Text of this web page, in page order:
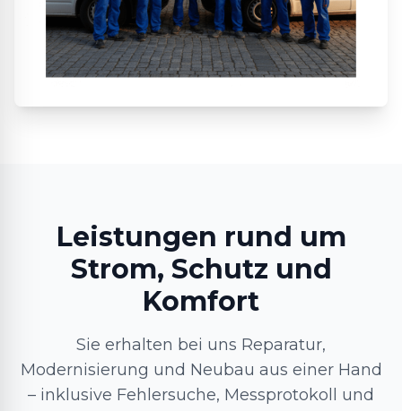
Leistungen rund um
Strom, Schutz und
Komfort
Sie erhalten bei uns Reparatur,
Modernisierung und Neubau aus einer Hand
– inklusive Fehlersuche, Messprotokoll und